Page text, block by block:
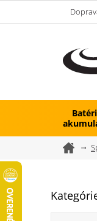
o
č
Preskočiť